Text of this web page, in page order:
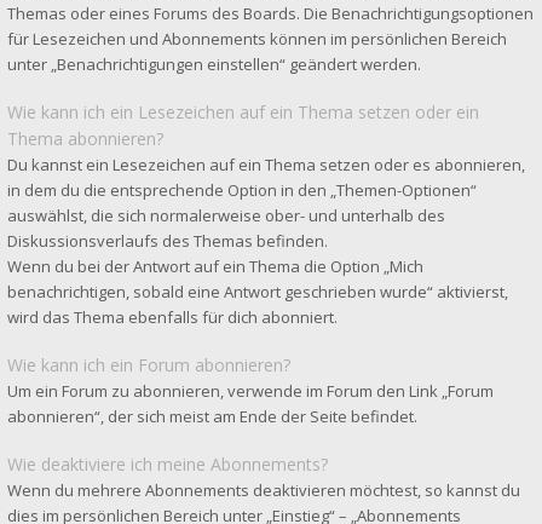
Themas oder eines Forums des Boards. Die Benachrichtigungsoptionen
für Lesezeichen und Abonnements können im persönlichen Bereich
unter „Benachrichtigungen einstellen“ geändert werden.
Wie kann ich ein Lesezeichen auf ein Thema setzen oder ein
Thema abonnieren?
Du kannst ein Lesezeichen auf ein Thema setzen oder es abonnieren,
in dem du die entsprechende Option in den „Themen-Optionen“
auswählst, die sich normalerweise ober- und unterhalb des
Diskussionsverlaufs des Themas befinden.
Wenn du bei der Antwort auf ein Thema die Option „Mich
benachrichtigen, sobald eine Antwort geschrieben wurde“ aktivierst,
wird das Thema ebenfalls für dich abonniert.
Wie kann ich ein Forum abonnieren?
Um ein Forum zu abonnieren, verwende im Forum den Link „Forum
abonnieren“, der sich meist am Ende der Seite befindet.
Wie deaktiviere ich meine Abonnements?
Wenn du mehrere Abonnements deaktivieren möchtest, so kannst du
dies im persönlichen Bereich unter „Einstieg“ – „Abonnements